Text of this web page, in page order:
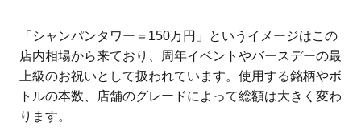
「シャンパンタワー＝150万円」というイメージはこの
店内相場から来ており、周年イベントやバースデーの最
上級のお祝いとして扱われています。使用する銘柄やボ
トルの本数、店舗のグレードによって総額は大きく変わ
ります。